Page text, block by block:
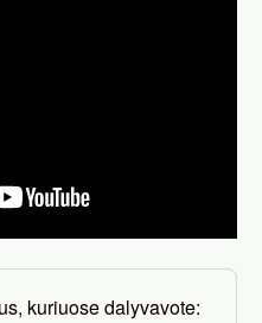
kuriuose dalyvavote: